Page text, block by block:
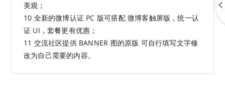
美观；
10 全新的微博认证 PC 版可搭配 微博客触屏版，统一认
证 UI，套餐更有优惠；
11 交流社区提供 BANNER 图的原版 可自行填写文字修
改为自己需要的内容。